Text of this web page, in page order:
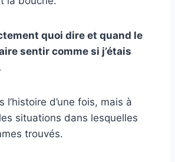
quoi dire et quand le
sentir comme si j’étais
l’histoire d’une fois, mais à
situations dans lesquelles
trouvés.